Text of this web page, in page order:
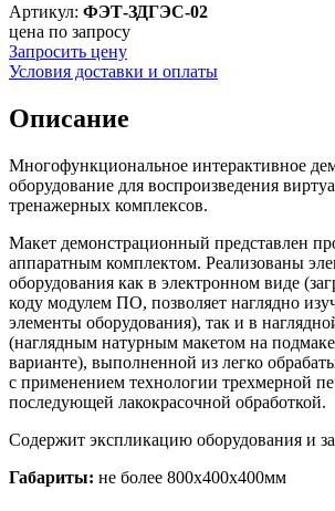
Артикул: ФЭТ-ЗДГЭС-02
цена по запросу
Запросить цену
Условия доставки и оплаты
Описание
Многофункциональное интерактивное
оборудование для воспроизведения
тренажерных комплексов.
Макет демонстрационный представлен
аппаратным комплектом. Реализованы
оборудования как в электронном виде
коду модулем ПО, позволяет наглядно
элементы оборудования), так и в
(наглядным натурным макетом на
варианте), выполненной из легко
с применением технологии трехмерной
последующей лакокрасочной обработкой.
Содержит экспликацию оборудования и
Габариты: не более 800х400х400мм